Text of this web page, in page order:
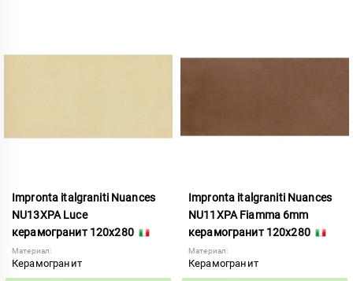
Impronta italgraniti Nuances
NU13XPA Luce
керамогранит 120x280
Материал:
Керамогранит
Impronta italgraniti Nuances
NU11XPA Fiamma 6mm
керамогранит 120x280
Материал:
Керамогранит